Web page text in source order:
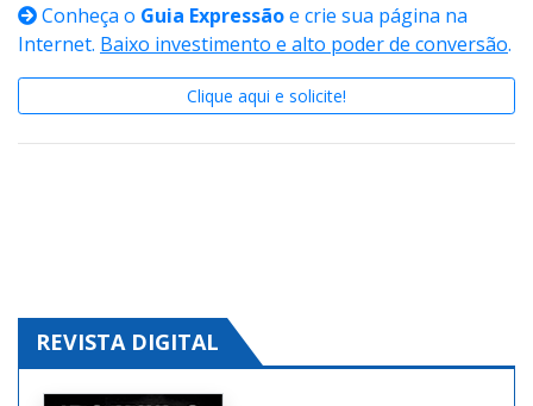
Conheça o Guia Expressãoe crie sua página na
Internet. Baixo investimento e alto poder de conversão.
Clique aqui e solicite!
REVISTA DIGITAL